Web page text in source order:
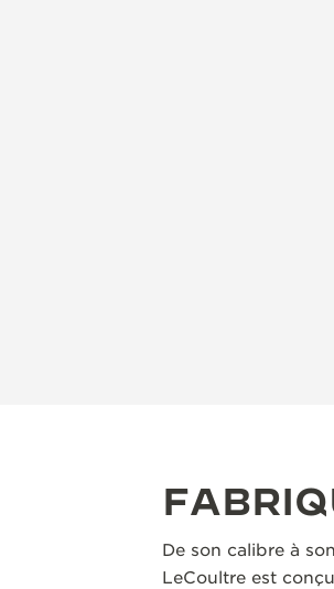
De son calibre à
LeCoultre est